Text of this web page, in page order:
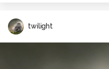
twilight